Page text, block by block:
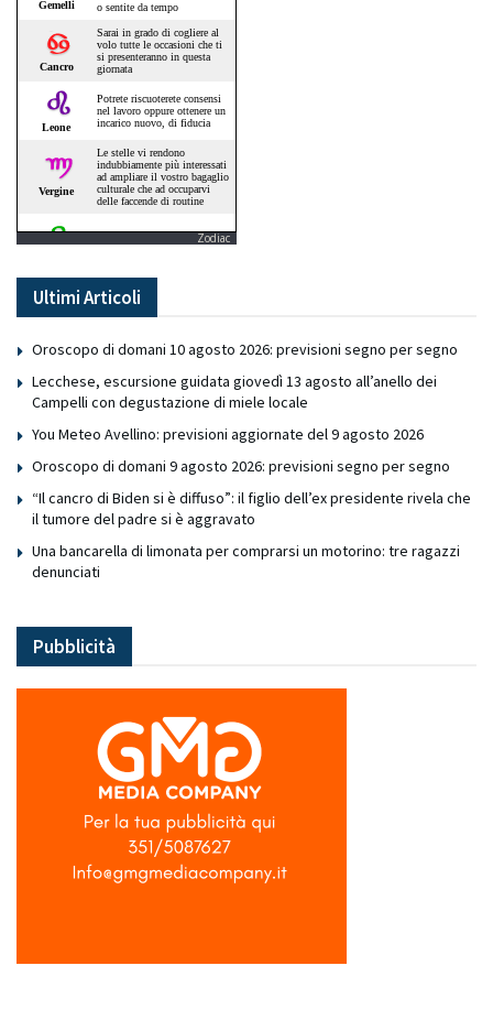
Zodiac
Ultimi Articoli
Oroscopo di domani 10 agosto 2026: previsioni segno per segno
Lecchese, escursione guidata giovedì 13 agosto all’anello dei
Campelli con degustazione di miele locale
You Meteo Avellino: previsioni aggiornate del 9 agosto 2026
Oroscopo di domani 9 agosto 2026: previsioni segno per segno
“Il cancro di Biden si è diffuso”: il figlio dell’ex presidente rivela che
il tumore del padre si è aggravato
Una bancarella di limonata per comprarsi un motorino: tre ragazzi
denunciati
Pubblicità